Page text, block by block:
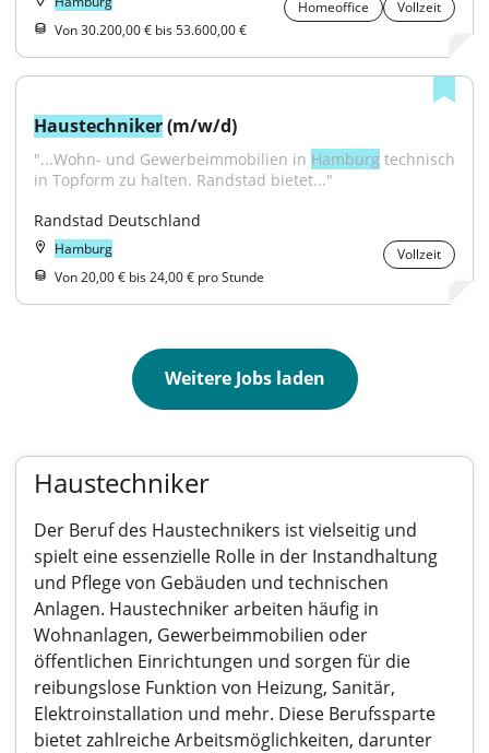
Homeoffice
Vollzeit
Von 30.200,00 € bis 53.600,00 €
Haustechniker (m/w/d)
"...Wohn- und Gewerbeimmobilien in Hamburg technisch
in Topform zu halten. Randstad bietet..."
Randstad Deutschland
Hamburg
Vollzeit
Von 20,00 € bis 24,00 € pro Stunde
Weitere Jobs laden
Haustechniker
Der Beruf des Haustechnikers ist vielseitig und
spielt eine essenzielle Rolle in der Instandhaltung
und Pflege von Gebäuden und technischen
Anlagen. Haustechniker arbeiten häufig in
Wohnanlagen, Gewerbeimmobilien oder
öffentlichen Einrichtungen und sorgen für die
reibungslose Funktion von Heizung, Sanitär,
Elektroinstallation und mehr. Diese Berufssparte
bietet zahlreiche Arbeitsmöglichkeiten, darunter